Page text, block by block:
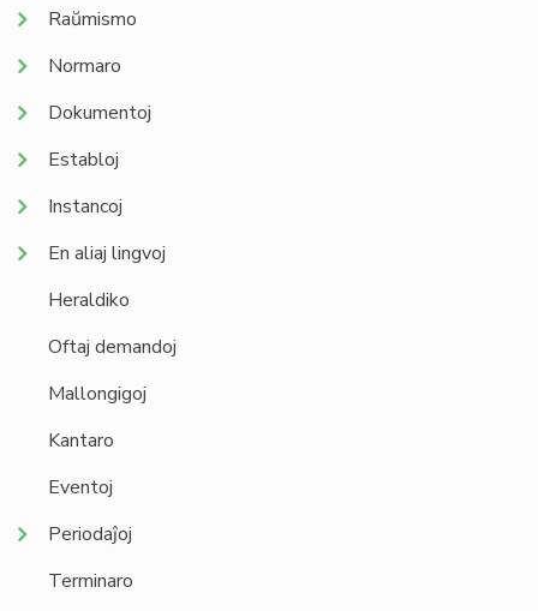
Raŭmismo
Normaro
Dokumentoj
Establoj
Instancoj
En aliaj lingvoj
Heraldiko
Oftaj demandoj
Mallongigoj
Kantaro
Eventoj
Periodaĵoj
Terminaro